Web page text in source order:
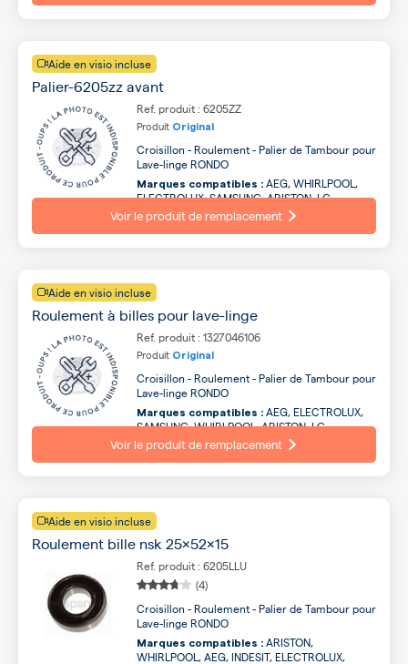
Aide en visio incluse
Palier-6205zz avant
Ref. produit : 6205ZZ
Produit Original
Croisillon - Roulement - Palier de Tambour pour
Lave-linge RONDO
Marques compatibles : AEG, WHIRLPOOL,
ELECTROLUX, SAMSUNG, ARISTON, LG,
GORENJE, INDESIT, BAUKNECHT, ARTHUR
MARTIN ...
Voir le produit de remplacement
Aide en visio incluse
Roulement à billes pour lave-linge
Ref. produit : 1327046106
Produit Original
Croisillon - Roulement - Palier de Tambour pour
Lave-linge RONDO
Marques compatibles : AEG, ELECTROLUX,
SAMSUNG, WHIRLPOOL, ARISTON, LG,
GORENJE, INDESIT, ARTHUR MARTIN,
BAUKNECHT ...
Voir le produit de remplacement
Aide en visio incluse
Roulement bille nsk 25x52x15
Ref. produit : 6205LLU
(4)
Croisillon - Roulement - Palier de Tambour pour
Lave-linge RONDO
Marques compatibles : ARISTON,
WHIRLPOOL, AEG, INDESIT, ELECTROLUX,